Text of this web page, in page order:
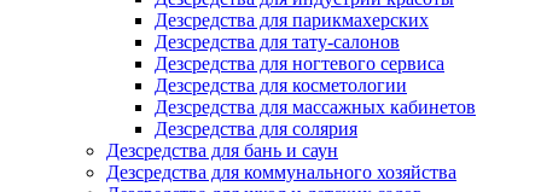
Дезсредства для парикмахерских
Дезсредства для тату-салонов
Дезсредства для ногтевого сервиса
Дезсредства для косметологии
Дезсредства для массажных кабинетов
Дезсредства для солярия
Дезсредства для бань и саун
Дезсредства для коммунального хозяйства